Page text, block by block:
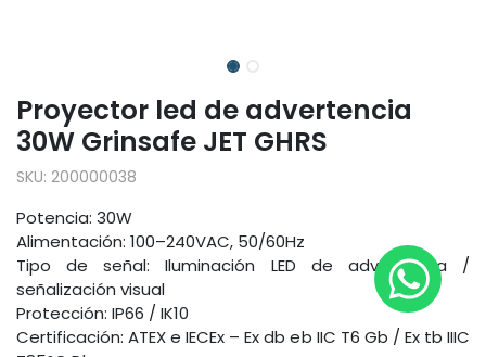
Proyector led de advertencia
30W Grinsafe JET GHRS
SKU: 200000038
Potencia: 30W
Alimentación: 100–240VAC, 50/60Hz
Tipo de señal: Iluminación LED de advertencia /
señalización visual
Protección: IP66 / IK10
Certificación: ATEX e IECEx – Ex db eb IIC T6 Gb / Ex tb IIIC